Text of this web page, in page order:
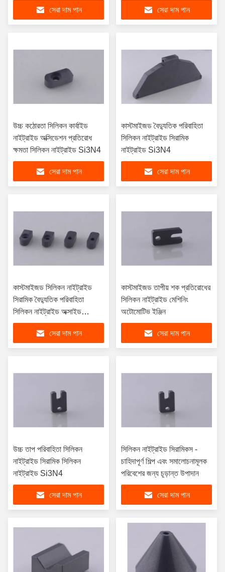
সেরা দাম পান সেরা দাম পান
উচ্চ কঠোরতা সিলিকন কার্বাইড
নাইট্রাইড অক্সিডেশন প্রতিরোধ
ক্ষমতা সিলিকন নাইট্রাইড Si3N4
সেরা দাম পান
কাস্টমাইজড বৈদ্যুতিক পরিবাহিতা
সিলিকন নাইট্রাইড সিরামিক
নাইট্রাইড Si3N4
সেরা দাম পান
কাস্টমাইজড সিলিকন নাইট্রাইড
সিরামিক বৈদ্যুতিক পরিবাহিতা
সিলিকন নাইট্রাইড অক্সাইড
Si3N4
সেরা দাম পান
কাস্টমাইজড তাপীয় শক প্রতিরোধের
সিলিকন নাইট্রাইড মেশিনিং
অটোমোটিভ ইঞ্জিন
সেরা দাম পান
উচ্চ তাপ পরিবাহিতা সিলিকন
নাইট্রাইড সিরামিক সিলিকন
নাইট্রাইড Si3N4
সেরা দাম পান
সিলিকন নাইট্রাইড সিরামিকস -
চাহিদাপূর্ণ শিল্প এবং সমালোচনামূলক
পরিবেশের জন্য চূড়ান্ত উপাদান
সেরা দাম পান